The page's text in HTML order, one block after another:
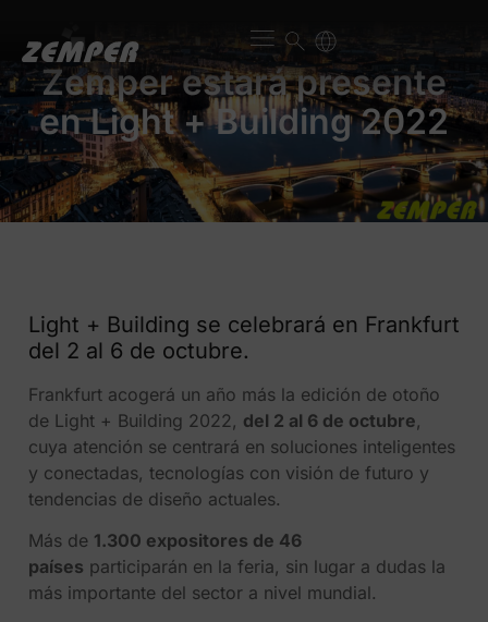
Zemper estará presente
en Light + Building 2022
Light + Building se celebrará en Frankfurt
del 2 al 6 de octubre.
Frankfurt acogerá un año más la edición de otoño
de Light + Building 2022, del 2 al 6 de octubre,
cuya atención se centrará en soluciones inteligentes
y conectadas, tecnologías con visión de futuro y
tendencias de diseño actuales.
Más de 1.300 expositores de 46
países participarán en la feria, sin lugar a dudas la
más importante del sector a nivel mundial.